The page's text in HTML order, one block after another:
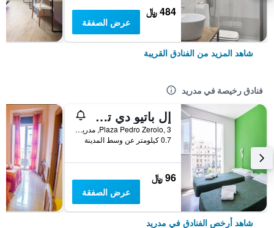
484 ﷼
عرض الصفقة
شاهد المزيد من الفنادق القريبة
فنادق رخيصة في مدريد
إل باتيو دي تشويكا - هوستل
Plaza Pedro Zerolo, 3, مدريد, أسبانيا
0.7 كيلومتر عن وسط المدينة
96 ﷼
عرض الصفقة
شاهد أرخص الفنادق في مدريد